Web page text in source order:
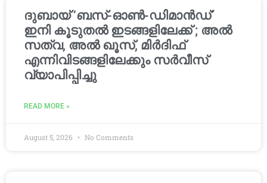
ദുബായ് ‘ബസ്-ഓൺ-ഡിമാൻഡ്’
ഇനി കൂടുതൽ ഇടങ്ങളിലേക്ക് ; അൽ
സത്വ, അൽ ഖൂസ്, മിർദിഫ്
എന്നിവിടങ്ങളിലേക്കും സർവീസ്
വ്യാപിപ്പിച്ചു
READ MORE »
August 5, 2026 No Comments